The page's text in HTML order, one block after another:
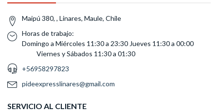
Maipú 380, , Linares, Maule, Chile
Horas de trabajo:
Domingo a Miércoles 11:30 a 23:30 Jueves 11:30 a 00:00
Viernes y Sábados 11:30 a 01:30
+56958297823
pideexpresslinares@gmail.com
SERVICIO AL CLIENTE